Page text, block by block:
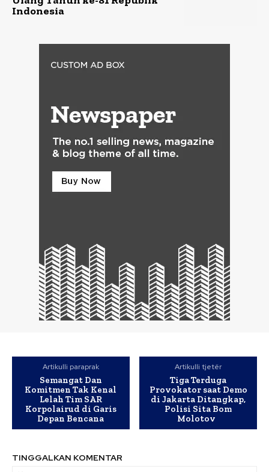
Indonesia
Artikulli paraprak
Semangat Dan
Komitmen Tak Kenal
Lelah Tim SAR
Korpolairud di Garis
Depan Bencana
Artikulli tjetër
Tiga Terduga
Provokator saat Demo
di Jakarta Ditangkap,
Polisi Sita Bom
Molotov
TINGGALKAN KOMENTAR